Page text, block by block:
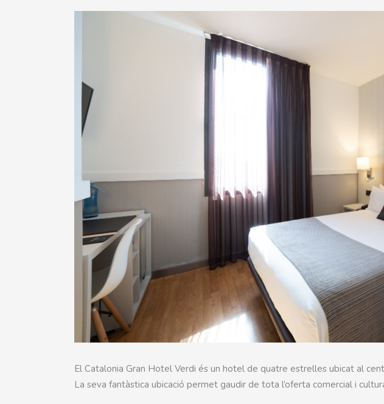
El Catalonia Gran Hotel Verdi és un hotel de quatre estrelles ubicat al
La seva fantàstica ubicació permet gaudir de tota l’oferta comercial i